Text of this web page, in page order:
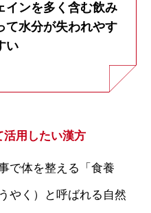
インを多く含む飲み
て水分が失われやす
い
用したい漢方
で体を整える「食養
やく）と呼ばれる自然